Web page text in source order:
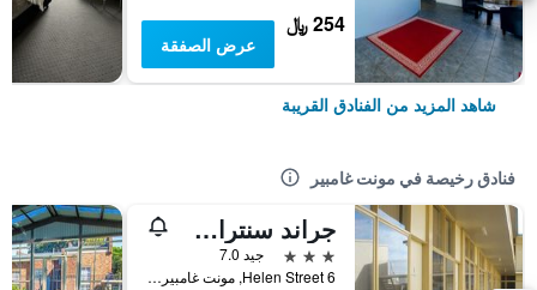
254 ﷼
عرض الصفقة
شاهد المزيد من الفنادق القريبة
فنادق رخيصة في مونت غامبير
جراند سنترال موتل
3 نجوم
جيد 7.0
6 Helen Street, مونت غامبير, SA, أستراليا